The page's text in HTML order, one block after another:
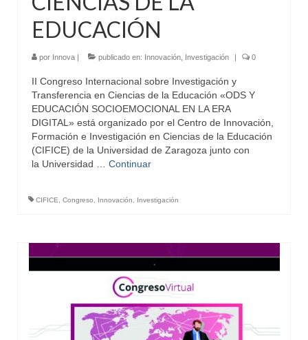
EDUCACIÓN
por Innova publicado en: Innovación Investigación 0
II Congreso Internacional sobre Investigación y
Transferencia en Ciencias de la Educación «ODS Y
EDUCACIÓN SOCIOEMOCIONAL EN LA ERA
DIGITAL» está organizado por el Centro de Innovación,
Formación e Investigación en Ciencias de la Educación
(CIFICE) de la Universidad de Zaragoza junto con
la Universidad … Continuar
CIFICE, Congreso, Innovación, Investigación